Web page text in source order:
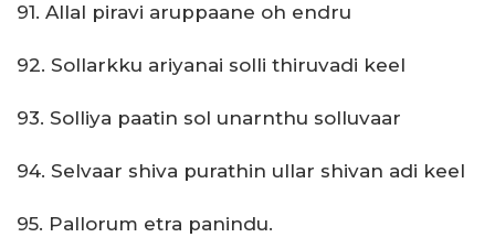
91. Allal piravi aruppaane oh endru
92. Sollarkku ariyanai solli thiruvadi keel
93. Solliya paatin sol unarnthu solluvaar
94. Selvaar shiva purathin ullar shivan adi keel
95. Pallorum etra panindu.